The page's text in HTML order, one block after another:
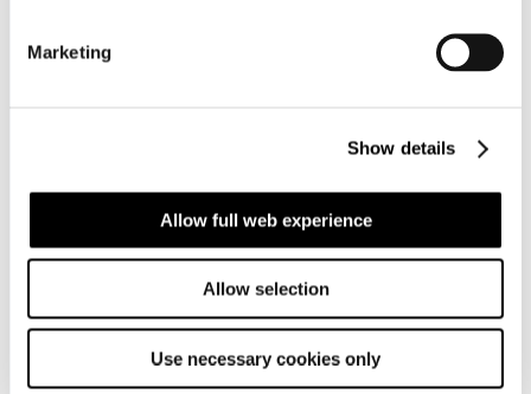
Marketing
Show details
Allow full web experience
Allow selection
Use necessary cookies only
Las Condes, Santiago,